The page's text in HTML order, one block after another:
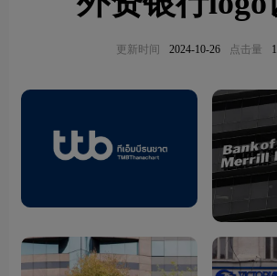
更新时间 2024-10-26 点击量